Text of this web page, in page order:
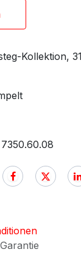
Kollektion,
7350.60.08